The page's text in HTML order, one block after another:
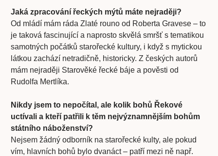
Jaká zpracování řeckých mýtů máte nejraději?
Od mládí mám ráda Zlaté rouno od Roberta Gravese – to
je taková fascinující a naprosto skvělá smršť s tematikou
samotných počátků starořecké kultury, i když s mytickou
látkou zachází netradičně, historicky. Z českých autorů
mám nejraději Starověké řecké báje a pověsti od
Rudolfa Mertlíka.
Nikdy jsem to nepočítal, ale kolik bohů Řekové
uctívali a kteří patřili k těm nejvýznamnějším bohům
státního náboženství?
Nejsem žádný odborník na starořecké kulty, ale pokud
vím, hlavních bohů bylo dvanáct – patří mezi ně např.